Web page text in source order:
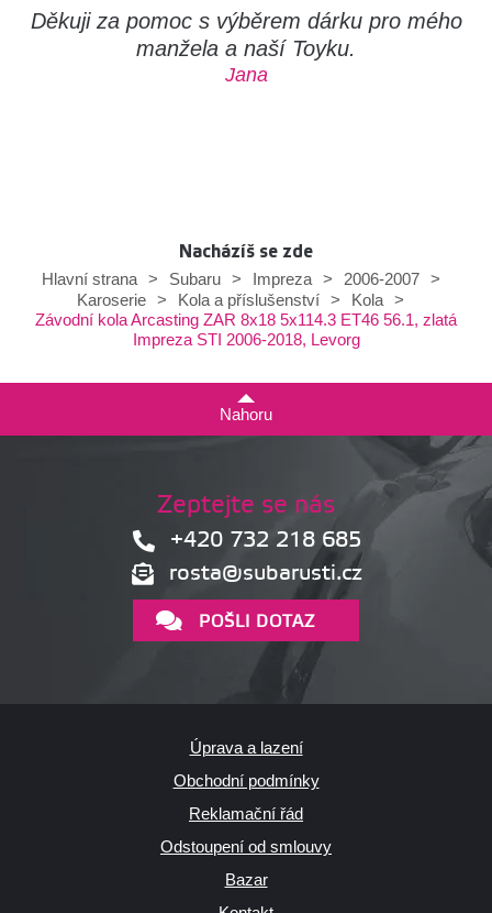
Děkuji za pomoc s výběrem dárku pro mého
manžela a naší Toyku.
Jana
Nacházíš se zde
Hlavní strana
> Subaru > Impreza > 2006-2007
>
Karoserie > Kola a příslušenství > Kola >
Závodní kola Arcasting ZAR 8x18 5x114.3 ET46 56.1, zlatá
Impreza STI 2006-2018, Levorg
Nahoru
Zeptejte se nás
+420 732 218 685
rosta@subarusti.cz
POŠLI DOTAZ
Úprava a lazení
Obchodní podmínky
Reklamační řád
Odstoupení od smlouvy
Bazar